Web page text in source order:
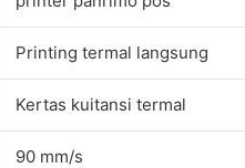
Printing termal langsung
Kertas kuitansi termal
90 mm/s